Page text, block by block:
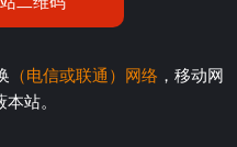
（电信或联通）网络 ，移动网
站。